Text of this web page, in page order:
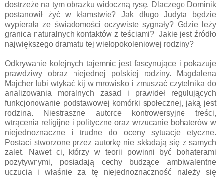
dostrzeże na tym obrazku widoczną rysę. Dlaczego Dominik
postanowił żyć w kłamstwie? Jak długo Judyta będzie
wypierała ze świadomości oczywiste sygnały? Gdzie leży
granica naturalnych kontaktów z teściami? Jakie jest źródło
największego dramatu tej wielopokoleniowej rodziny?
Odkrywanie kolejnych tajemnic jest fascynujące i pokazuje
prawdziwy obraz niejednej polskiej rodziny. Magdalena
Majcher lubi wtykać kij w mrowisko i zmuszać czytelnika do
analizowania moralnych zasad i prawideł regulujących
funkcjonowanie podstawowej komórki społecznej, jaką jest
rodzina. Niestraszne autorce kontrowersyjne treści,
wtrącenia religijne i polityczne oraz wrzucanie bohaterów w
niejednoznaczne i trudne do oceny sytuacje etyczne.
Postaci stworzone przez autorkę nie składają się z samych
zalet. Nawet ci, którzy w teorii powinni być bohaterami
pozytywnymi, posiadają cechy budzące ambiwalentne
uczucia i właśnie za tę niejednoznaczność należy się